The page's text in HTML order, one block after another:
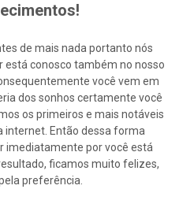
de mais nada portanto nós
conosco também no nosso
você vem em
dos sonhos certamente você
os primeiros e mais notáveis
internet. Então dessa forma
imediatamente por você está
ficamos muito felizes,
preferência.